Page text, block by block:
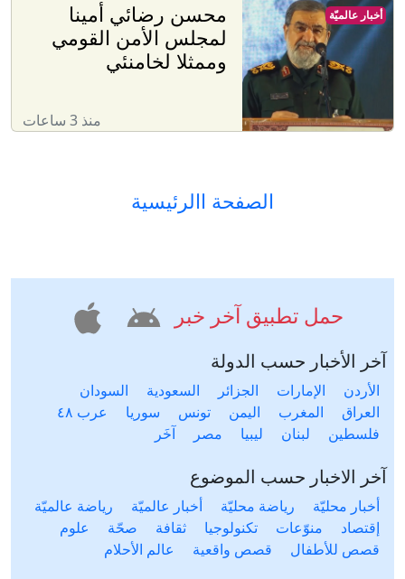
محسن رضائي أمينا
لمجلس الأمن القومي
وممثلا لخامنئي
منذ 3 ساعات
أخبار عالميّة
الصفحة االرئيسية
حمل تطبيق آخر خبر
آخر الأخبار حسب الدولة
الأردن الإمارات الجزائر السعودية
السودان
العراق
المغرب اليمن تونس سوريا
عرب ٤٨
فلسطين
لبنان ليبيا مصر آخَر
آخر الاخبار حسب الموضوع
أخبار محليّة رياضة محليّة أخبار عالميّة
رياضة عالميّة
إقتصاد
منوّعات تكنولوجيا ثقافة صحّة
علوم
قصص للأطفال
قصص واقعية عالم الأحلام